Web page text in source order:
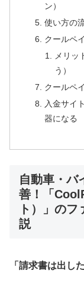
ン）
使い方の
クールペ
メリッ
う）
クールペ
入金サイ
器になる
自動車・バ
善！「
ト）」の
説
「請求書は出し